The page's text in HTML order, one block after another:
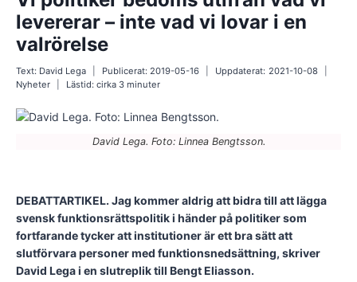
levererar – inte vad vi lovar i en
valrörelse
Text: David Lega Publicerat: 2019-05-16 Uppdaterat: 2021-10-08
Nyheter
Lästid: cirka 3 minuter
David Lega. Foto: Linnea Bengtsson.
DEBATTARTIKEL. Jag kommer aldrig att bidra till att lägga
svensk funktionsrättspolitik i händer på politiker som
fortfarande tycker att institutioner är ett bra sätt att
slutförvara personer med funktionsnedsättning, skriver
David Lega i en slutreplik till Bengt Eliasson.